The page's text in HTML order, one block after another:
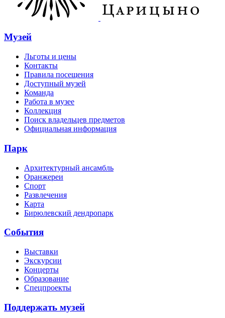
Музей
Льготы и цены
Контакты
Правила посещения
Доступный музей
Команда
Работа в музее
Коллекция
Поиск владельцев предметов
Официальная информация
Парк
Архитектурный ансамбль
Оранжереи
Спорт
Развлечения
Карта
Бирюлевский дендропарк
События
Выставки
Экскурсии
Концерты
Образование
Спецпроекты
Поддержать музей